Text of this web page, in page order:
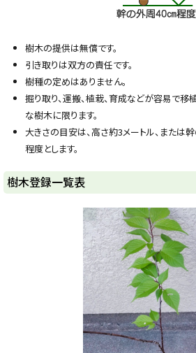
樹木の提供は無償です。
引き取りは双方の責任です。
樹種の定めはありません。
掘り取り、運搬、植栽、育成などが容易で
な樹木に限ります。
大きさの目安は、高さ約3メートル、または
程度とします。
ト
ッ
樹木登録一覧表